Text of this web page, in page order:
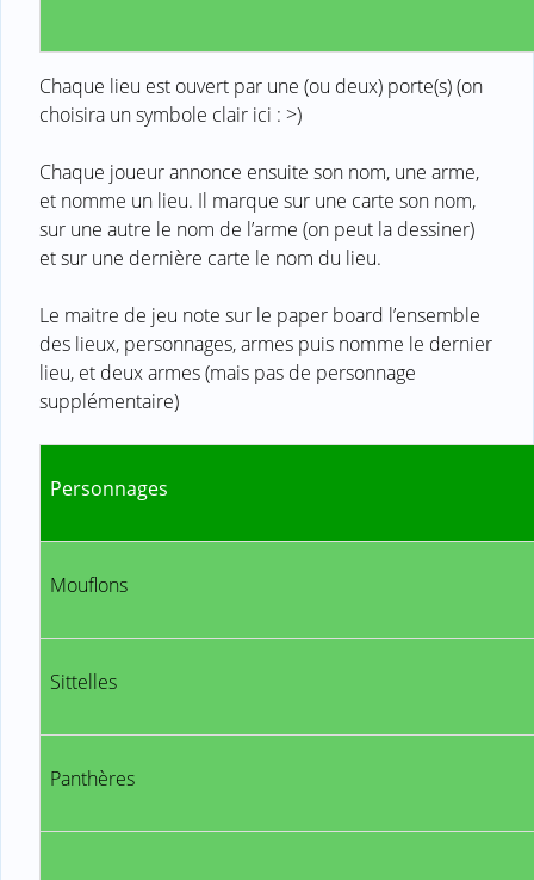
Chaque lieu est ouvert par une (ou deux) porte(s) (on
choisira un symbole clair ici : >)
Chaque joueur annonce ensuite son nom, une arme,
et nomme un lieu. Il marque sur une carte son nom,
sur une autre le nom de l’arme (on peut la dessiner)
et sur une dernière carte le nom du lieu.
Le maitre de jeu note sur le paper board l’ensemble
des lieux, personnages, armes puis nomme le dernier
lieu, et deux armes (mais pas de personnage
supplémentaire)
Personnages
Mouflons
Sittelles
Panthères